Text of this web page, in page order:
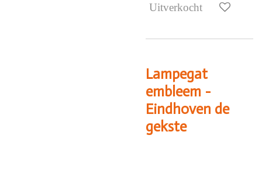
Uitverkocht
Lampegat
embleem -
Eindhoven de
gekste